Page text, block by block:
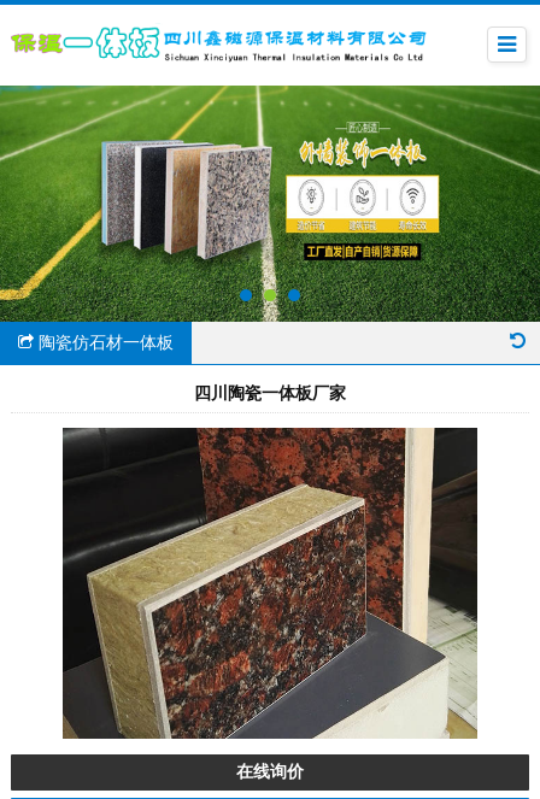
陶瓷仿石材一体板
四川陶瓷一体板厂家
在线询价